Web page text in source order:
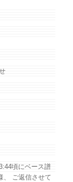
頃にベース譜
、 ご返信させて